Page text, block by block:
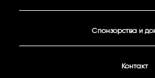
Спонзорства и
Контакт